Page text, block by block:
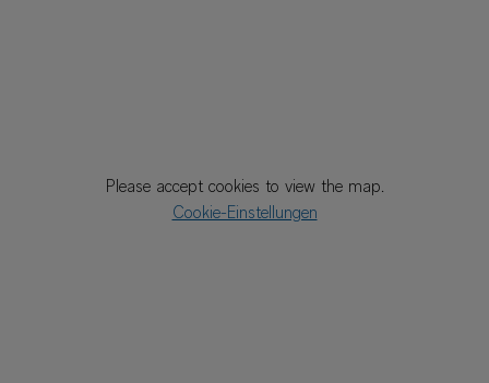
Please accept cookies to view the map.
Cookie-Einstellungen